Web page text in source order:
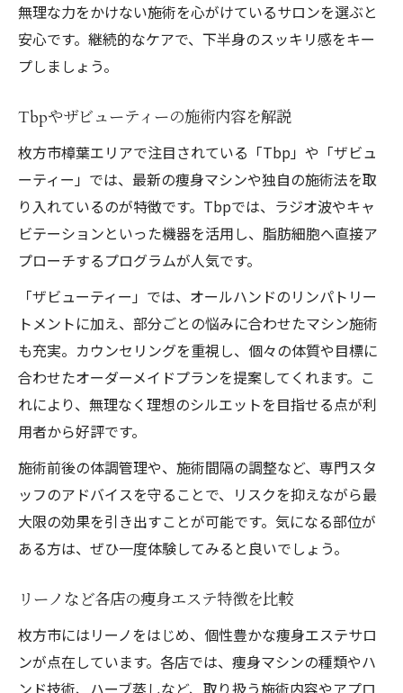
無理な力をかけない施術を心がけているサロンを選ぶと
安心です。継続的なケアで、下半身のスッキリ感をキー
プしましょう。
Tbpやザビューティーの施術内容を解説
枚方市樟葉エリアで注目されている「Tbp」や「ザビュ
ーティー」では、最新の痩身マシンや独自の施術法を取
り入れているのが特徴です。Tbpでは、ラジオ波やキャ
ビテーションといった機器を活用し、脂肪細胞へ直接ア
プローチするプログラムが人気です。
「ザビューティー」では、オールハンドのリンパトリー
トメントに加え、部分ごとの悩みに合わせたマシン施術
も充実。カウンセリングを重視し、個々の体質や目標に
合わせたオーダーメイドプランを提案してくれます。こ
れにより、無理なく理想のシルエットを目指せる点が利
用者から好評です。
施術前後の体調管理や、施術間隔の調整など、専門スタ
ッフのアドバイスを守ることで、リスクを抑えながら最
大限の効果を引き出すことが可能です。気になる部位が
ある方は、ぜひ一度体験してみると良いでしょう。
リーノなど各店の痩身エステ特徴を比較
枚方市にはリーノをはじめ、個性豊かな痩身エステサロ
ンが点在しています。各店では、痩身マシンの種類やハ
ンド技術、ハーブ蒸しなど、取り扱う施術内容やアプロ